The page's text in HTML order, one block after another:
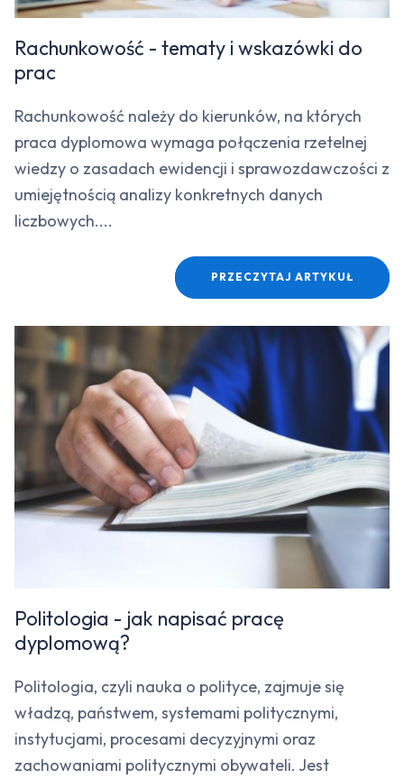
Rachunkowość - tematy i wskazówki do
prac
Rachunkowość należy do kierunków, na których
praca dyplomowa wymaga połączenia rzetelnej
wiedzy o zasadach ewidencji i sprawozdawczości z
umiejętnością analizy konkretnych danych
liczbowych....
PRZECZYTAJ ARTYKUŁ
Politologia - jak napisać pracę
dyplomową?
Politologia, czyli nauka o polityce, zajmuje się
władzą, państwem, systemami politycznymi,
instytucjami, procesami decyzyjnymi oraz
zachowaniami politycznymi obywateli. Jest